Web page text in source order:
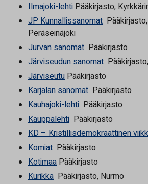
Ilmajoki-lehti Pääkirjasto,
JP Kunnallissanomat
Peräseinäjoki
Jurvan sanomat Pääkirjasto
Järviseudun sanomat
Järviseutu Pääkirjasto
Karjalan sanomat Pääkirjasto
Kauhajoki-lehti Pääkirjasto
Kauppalehti Pääkirjasto
KD – Kristillisdemokraattinen
Komiat Pääkirjasto
Kotimaa Pääkirjasto
Kurikka Pääkirjasto, Nurmo